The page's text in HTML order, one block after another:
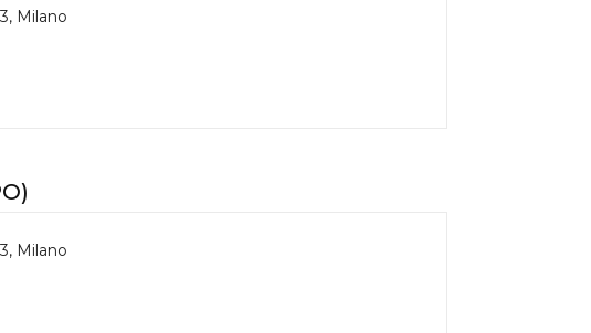
Milano
Milano